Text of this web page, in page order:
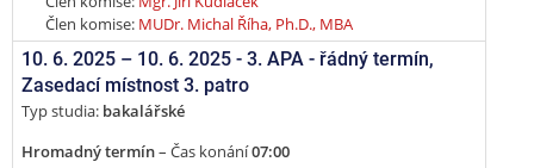
Člen komise: MUDr. Michal Říha, Ph.D., MBA
10. 6. 2025 – 10. 6. 2025 - 3. APA - řádný termín,
Zasedací místnost 3. patro
Typ studia: bakalářské
Hromadný termín– Čas konání07:00